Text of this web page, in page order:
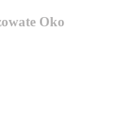
Oko